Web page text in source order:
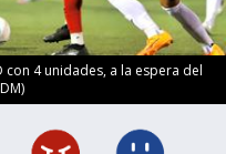
4 unidades, a la espera del